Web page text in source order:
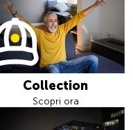
Collection
Scopri ora